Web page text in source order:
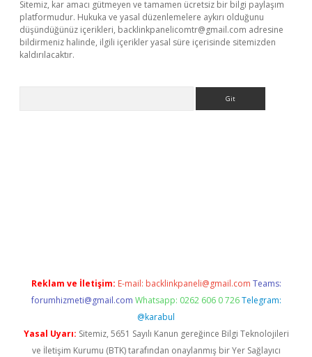
Sitemiz, kar amacı gütmeyen ve tamamen ücretsiz bir bilgi paylaşım
platformudur. Hukuka ve yasal düzenlemelere aykırı olduğunu
düşündüğünüz içerikleri, backlinkpanelicomtr@gmail.com adresine
bildirmeniz halinde, ilgili içerikler yasal süre içerisinde sitemizden
kaldırılacaktır.
Reklam ve İletişim: E-mail: backlinkpaneli@gmail.com Teams:
forumhizmeti@gmail.com Whatsapp: 0262 606 0 726 Telegram:
@karabul
Yasal Uyarı: Sitemiz, 5651 Sayılı Kanun gereğince Bilgi Teknolojileri
ve İletişim Kurumu (BTK) tarafından onaylanmış bir Yer Sağlayıcı